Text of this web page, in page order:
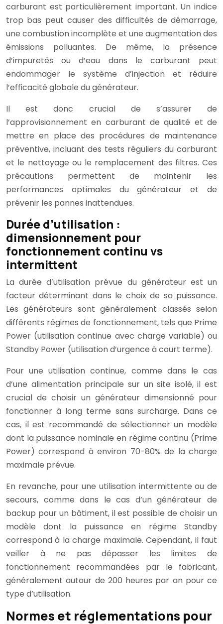
carburant est particulièrement important. Un indice
trop bas peut causer des difficultés de démarrage,
une combustion incomplète et une augmentation des
émissions polluantes. De même, la présence
d’impuretés ou d’eau dans le carburant peut
endommager le système d’injection et réduire
l’efficacité globale du générateur.
Il est donc crucial de s’assurer de
l’approvisionnement en carburant de qualité et de
mettre en place des procédures de maintenance
préventive, incluant des tests réguliers du carburant
et le nettoyage ou le remplacement des filtres. Ces
précautions permettent de maintenir les
performances optimales du générateur et de
prévenir les pannes inattendues.
Durée d’utilisation :
dimensionnement pour
fonctionnement continu vs
intermittent
La durée d’utilisation prévue du générateur est un
facteur déterminant dans le choix de sa puissance.
Les générateurs sont généralement classés selon
différents régimes de fonctionnement, tels que Prime
Power (utilisation continue avec charge variable) ou
Standby Power (utilisation d’urgence à court terme).
Pour une utilisation continue, comme dans le cas
d’une alimentation principale sur un site isolé, il est
crucial de choisir un générateur dimensionné pour
fonctionner à long terme sans surcharge. Dans ce
cas, il est recommandé de sélectionner un modèle
dont la puissance nominale en régime continu (Prime
Power) correspond à environ 70-80% de la charge
maximale prévue.
En revanche, pour une utilisation intermittente ou de
secours, comme dans le cas d’un générateur de
backup pour un bâtiment, il est possible de choisir un
modèle dont la puissance en régime Standby
correspond à la charge maximale. Cependant, il faut
veiller à ne pas dépasser les limites de
fonctionnement recommandées par le fabricant,
généralement autour de 200 heures par an pour ce
type d’utilisation.
Normes et réglementations pour